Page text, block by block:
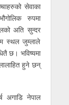
सेवाका
रुपमा
अति सुन्दर
स्थल जुम्लाले
छ। भविष्यमा
हुने छन्
अगाडि नेपाल